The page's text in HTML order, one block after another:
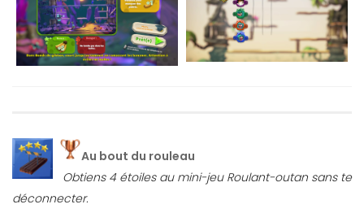
Au bout du rouleau
Obtiens 4 étoiles au mini-jeu Roulant-outan sans te
déconnecter.